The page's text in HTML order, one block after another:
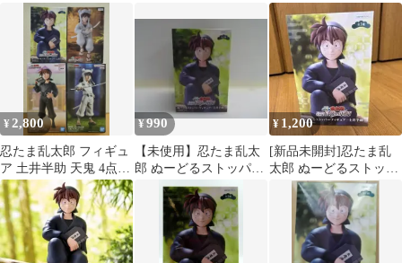
るストッパー 4点セッ
最強の軍師
ット
¥ 2,800
忍たま乱太郎 フィギュ
ア 土井半助 天鬼 4点セ
ット
¥990
【未使用】忍たま乱太
郎 ぬーどるストッパー
フィギュア 土井半助
¥ 1,200
[新品未開封]忍たま乱
太郎 ぬーどるストッパ
ーフィギュア 土井半助